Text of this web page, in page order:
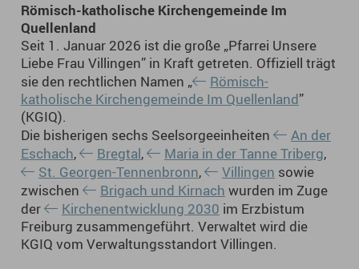
Römisch-katholische Kirchengemeinde Im
Quellenland
Seit 1. Januar 2026 ist die große „Pfarrei Unsere
Liebe Frau Villingen” in Kraft getreten. Offiziell trägt
sie den rechtlichen Namen „
Römisch-
katholische Kirchengemeinde Im Quellenland”
(KGIQ).
Die bisherigen sechs Seelsorgeeinheiten
An der
Eschach, Bregtal, Maria in der Tanne Triberg,
St. Georgen-Tennenbronn, Villingen sowie
zwischen
Brigach und Kirnach wurden im Zuge
der
Kirchenentwicklung 2030 im Erzbistum
Freiburg zusammengeführt. Verwaltet wird die
KGIQ vom Verwaltungsstandort Villingen.